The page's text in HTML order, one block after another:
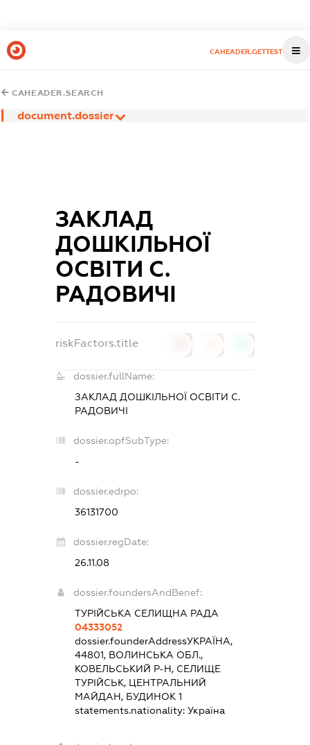
CAHEADER.GETTEST
CAHEADER.SEARCH
document.dossier
ЗАКЛАД
ДОШКІЛЬНОЇ
ОСВІТИ С.
РАДОВИЧІ
riskFactors.title
dossier.fullName:
ЗАКЛАД ДОШКІЛЬНОЇ ОСВІТИ С.
РАДОВИЧІ
dossier.opfSubType:
-
dossier.edrpo:
36131700
dossier.regDate:
26.11.08
dossier.foundersAndBenef:
ТУРІЙСЬКА СЕЛИЩНА РАДА
04333052
dossier.founderAddressУКРАЇНА,
44801, ВОЛИНСЬКА ОБЛ.,
КОВЕЛЬСЬКИЙ Р-Н, СЕЛИЩЕ
ТУРІЙСЬК, ЦЕНТРАЛЬНИЙ
МАЙДАН, БУДИНОК 1
statements.nationality:Україна